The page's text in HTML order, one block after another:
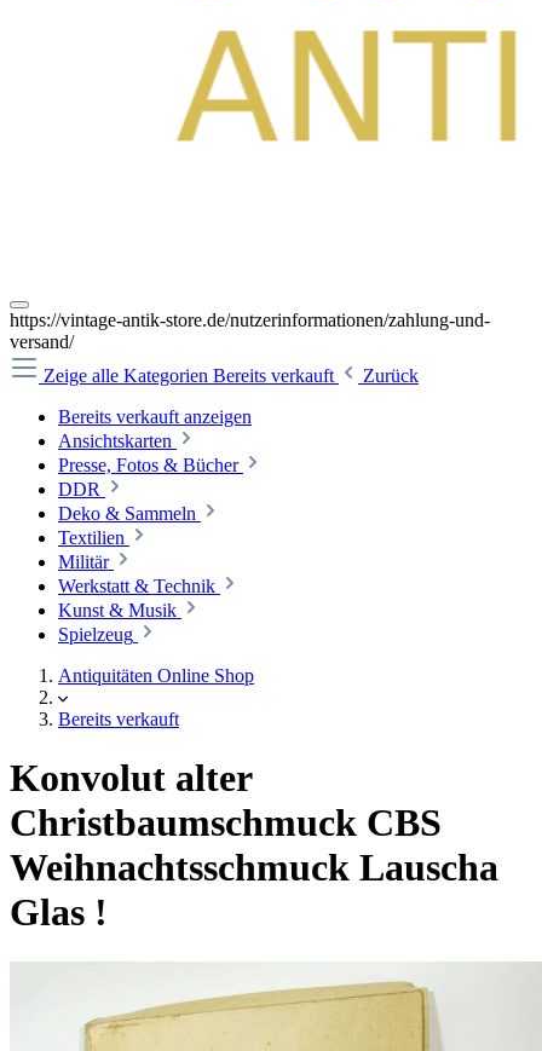
https://vintage-antik-store.de/nutzerinformationen/zahlung-und-
versand/
Zeige alle Kategorien Bereits verkauft
Zurück
Bereits verkauft anzeigen
Ansichtskarten
Presse, Fotos & Bücher
DDR
Deko & Sammeln
Textilien
Militär
Werkstatt & Technik
Kunst & Musik
Spielzeug
Antiquitäten Online Shop
Bereits verkauft
Konvolut alter
Christbaumschmuck CBS
Weihnachtsschmuck Lauscha
Glas !